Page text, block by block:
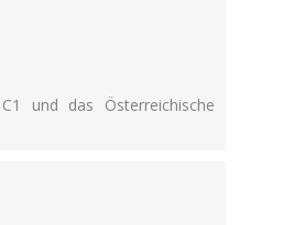
und das Österreichische